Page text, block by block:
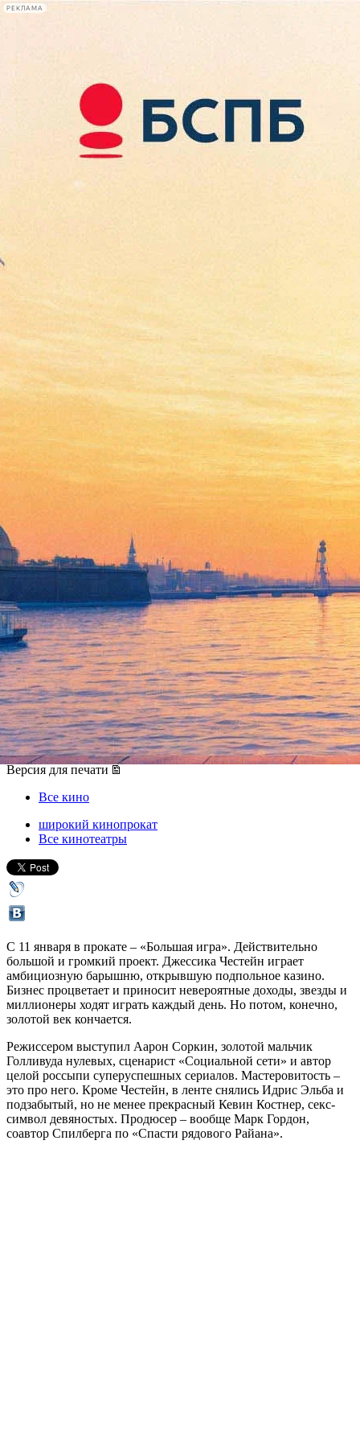
РЕКЛАМА
Сегодня:
2026.08.09
16:59
Афиша Plus
Джессика Честейн, Идрис
Эльба и Кевин Костнер
вступят в большую игру
11 января 2018, четверг-24 января 2018, среда
Версия для печати
Все кино
широкий кинопрокат
Все кинотеатры
С 11 января в прокате – «Большая игра». Действительно
большой и громкий проект. Джессика Честейн играет
амбициозную барышню, открывшую подпольное казино.
Бизнес процветает и приносит невероятные доходы, звезды и
миллионеры ходят играть каждый день. Но потом, конечно,
золотой век кончается.
Режиссером выступил Аарон Соркин, золотой мальчик
Голливуда нулевых, сценарист «Социальной сети» и автор
целой россыпи суперуспешных сериалов. Мастеровитость –
это про него. Кроме Честейн, в ленте снялись Идрис Эльба и
подзабытый, но не менее прекрасный Кевин Костнер, секс-
символ девяностых. Продюсер – вообще Марк Гордон,
соавтор Спилберга по «Спасти рядового Райана».